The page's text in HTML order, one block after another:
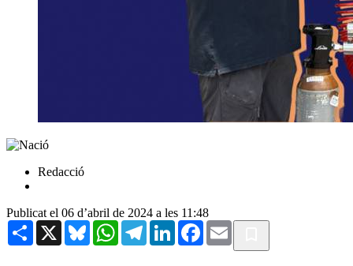
Redacció
Publicat el 06 d’abril de 2024 a les 11:48
Share X BlueskyWhatsAppTelegramLinkedInFacebook
Email